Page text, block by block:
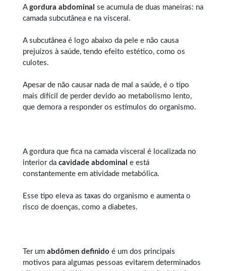
A gordura abdominal se acumula de duas maneiras: na
camada subcutânea e na visceral.
A subcutânea é logo abaixo da pele e não causa
prejuízos à saúde, tendo efeito estético, como os
culotes.
Apesar de não causar nada de mal a saúde, é o tipo
mais difícil de perder devido ao metabolismo lento,
que demora a responder os estímulos do organismo.
A gordura que fica na camada visceral é localizada no
interior da cavidade abdominal e está
constantemente em atividade metabólica.
Esse tipo eleva as taxas do organismo e aumenta o
risco de doenças, como a diabetes.
Ter um abdômen definido é um dos principais
motivos para algumas pessoas evitarem determinados